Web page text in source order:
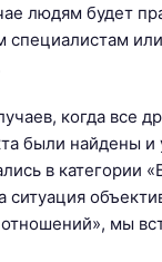
людям будет
специалистам
когда все
были найдены и
в категории
ситуация
мы